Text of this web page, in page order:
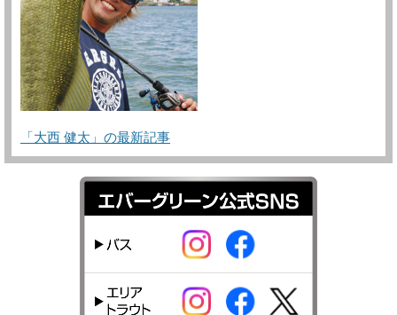
「大西 健太」の最新記事